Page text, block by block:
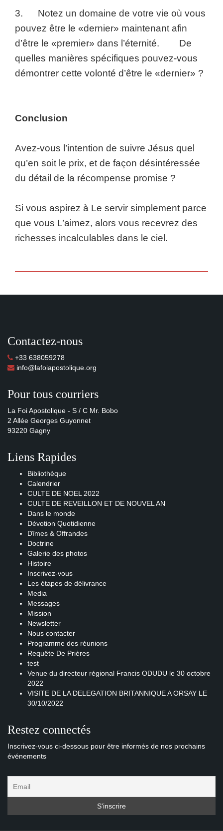
3. Notez un domaine de votre vie où vous
pouvez être le «dernier» maintenant afin
d’être le «premier» dans l’éternité. De
quelles manières spécifiques pouvez-vous
démontrer cette volonté d’être le «dernier» ?
Conclusion
Avez-vous l’intention de suivre Jésus quel
qu’en soit le prix, et de façon désintéressée
du détail de la récompense promise ?
Si vous aspirez à Le servir simplement parce
que vous L’aimez, alors vous recevrez des
richesses incalculables dans le ciel.
Contactez-nous
+33 638059278
info@lafoiapostolique.org
Pour tous courriers
La Foi Apostolique - S / C Mr. Bobo
2 Allée Georges Guyonnet
93220 Gagny
Liens Rapides
Bibliothèque
Calendrier
CULTE DE NOEL 2022
CULTE DE REVEILLON ET DE NOUVEL AN
Dans le monde
Dévotion Quotidienne
Dîmes & Offrandes
Doctrine
Galerie des photos
Histoire
Inscrivez-vous
Les étapes de délivrance
Media
Messages
Mission
Newsletter
Nous contacter
Programme des réunions
Requête De Prières
test
Venue du directeur régional Francis ODUDU le 30 octobre
2022
VISITE DE LA DELEGATION BRITANNIQUE A ORSAY LE
30/10/2022
Restez connectés
Inscrivez-vous ci-dessous pour être informés de nos prochains
événements